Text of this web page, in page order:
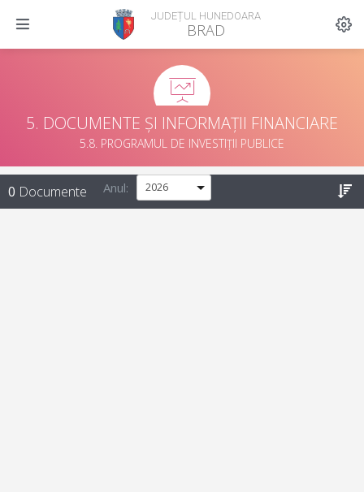
JUDEȚUL HUNEDOARA
BRAD
5. DOCUMENTE ȘI INFORMAȚII FINANCIARE
5.8. PROGRAMUL DE INVESTIȚII PUBLICE
0 Documente Anul: